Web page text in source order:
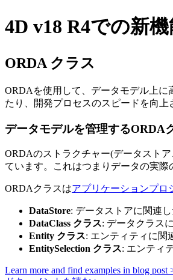
4D v18 R4での新
ORDA クラス
ORDAを使用して、データモデル上
たり、開発プロセスのスピードを向上
データモデルを管理するORDA
ORDAのストラクチャー(データスト
ています。これはつまりデータの実際
ORDAクラスはアプリケーションプロ
DataStore: データストアに関連
DataClass クラス: データクラス
Entity クラス: エンティティに関
EntitySelection クラス: エンティ
Learn more and find examples in blog post